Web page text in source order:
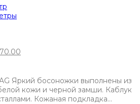
Яркий босоножки выполнены из
кожи и черной замши. Каблук
Кожаная подкладка…